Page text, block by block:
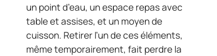
un point d’eau, un espace repas avec
table et assises, et un moyen de
cuisson. Retirer l’un de ces éléments,
même temporairement, fait perdre la